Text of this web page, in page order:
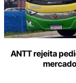
ANTT rejeita